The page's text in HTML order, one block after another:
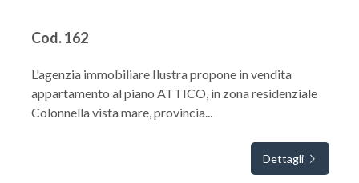
Cod. 162
L'agenzia immobiliare Ilustra propone in vendita
appartamento al piano ATTICO, in zona residenziale
Colonnella vista mare, provincia...
Dettagli